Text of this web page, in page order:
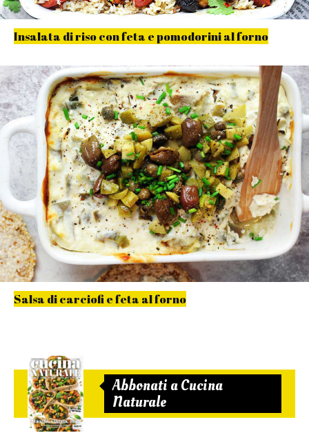
Insalata di riso con feta e pomodorini al forno
Salsa di carciofi e feta al forno
Abbonati a Cucina
Naturale